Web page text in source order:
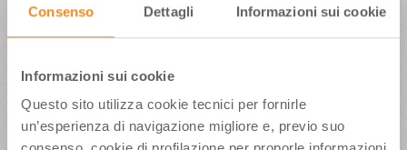
Consenso Dettagli Informazioni sui cookie
Informazioni sui cookie
Questo sito utilizza cookie tecnici per fornirle
un’esperienza di navigazione migliore e, previo suo
Pubblicato in data:
Tags
Brigitte Delta del Po
Emilia